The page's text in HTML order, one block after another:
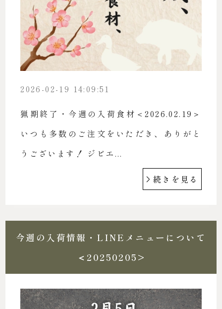
2026-02-19 14:09:51
猟期終了・今週の入荷食材＜2026.02.19＞
いつも多数のご注文をいただき、ありがと
うございます！ ジビエ...
続きを見る
今週の入荷情報・LINEメニューについて
＜20250205>